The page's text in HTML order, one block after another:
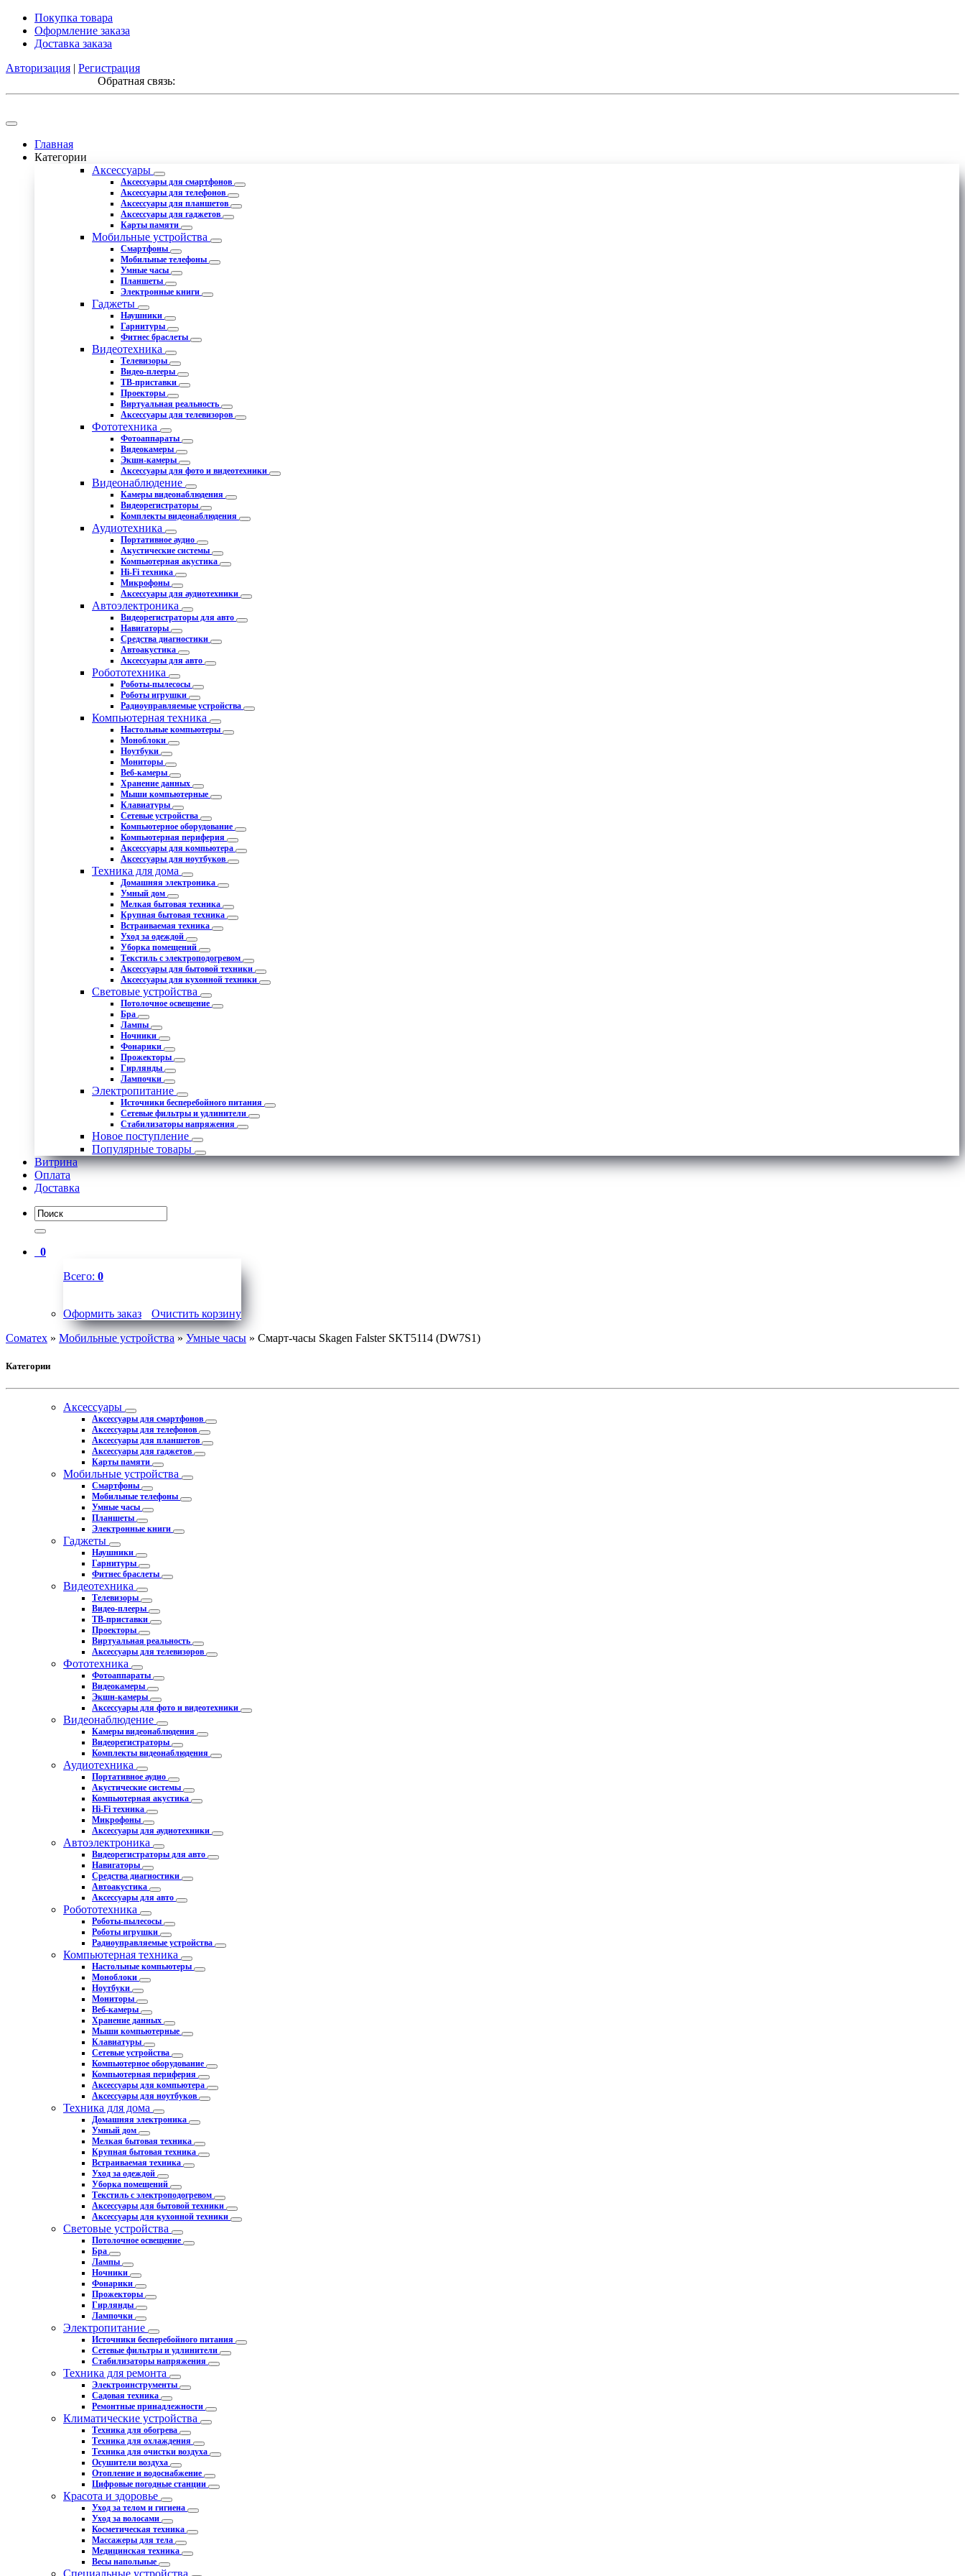
Покупка товара
Оформление заказа
Доставка заказа
Авторизация | Регистрация
Обратная связь:
Главная
Категории
Аксессуары
Аксессуары для смартфонов
Аксессуары для телефонов
Аксессуары для планшетов
Аксессуары для гаджетов
Карты памяти
Мобильные устройства
Смартфоны
Мобильные телефоны
Умные часы
Планшеты
Электронные книги
Гаджеты
Наушники
Гарнитуры
Фитнес браслеты
Видеотехника
Телевизоры
Видео-плееры
ТВ-приставки
Проекторы
Виртуальная реальность
Аксессуары для телевизоров
Фототехника
Фотоаппараты
Видеокамеры
Экшн-камеры
Аксессуары для фото и видеотехники
Видеонаблюдение
Камеры видеонаблюдения
Видеорегистраторы
Комплекты видеонаблюдения
Аудиотехника
Портативное аудио
Акустические системы
Компьютерная акустика
Hi-Fi техника
Микрофоны
Аксессуары для аудиотехники
Автоэлектроника
Видеорегистраторы для авто
Навигаторы
Средства диагностики
Автоакустика
Аксессуары для авто
Робототехника
Роботы-пылесосы
Роботы игрушки
Радиоуправляемые устройства
Компьютерная техника
Настольные компьютеры
Моноблоки
Ноутбуки
Мониторы
Веб-камеры
Хранение данных
Мыши компьютерные
Клавиатуры
Сетевые устройства
Компьютерное оборудование
Компьютерная периферия
Аксессуары для компьютера
Аксессуары для ноутбуков
Техника для дома
Домашняя электроника
Умный дом
Мелкая бытовая техника
Крупная бытовая техника
Встраиваемая техника
Уход за одеждой
Уборка помещений
Текстиль с электроподогревом
Аксессуары для бытовой техники
Аксессуары для кухонной техники
Световые устройства
Потолочное освещение
Бра
Лампы
Ночники
Фонарики
Прожекторы
Гирлянды
Лампочки
Электропитание
Источники бесперебойного питания
Сетевые фильтры и удлинители
Стабилизаторы напряжения
Новое поступление
Популярные товары
Витрина
Оплата
Доставка
0
Всего: 0
Оформить заказ
Очистить корзину
Соматех » Мобильные устройства»Умные часы » Смарт-часы Skagen Falster SKT5114 (DW7S1)
Категории
Аксессуары
Аксессуары для смартфонов
Аксессуары для телефонов
Аксессуары для планшетов
Аксессуары для гаджетов
Карты памяти
Мобильные устройства
Смартфоны
Мобильные телефоны
Умные часы
Планшеты
Электронные книги
Гаджеты
Наушники
Гарнитуры
Фитнес браслеты
Видеотехника
Телевизоры
Видео-плееры
ТВ-приставки
Проекторы
Виртуальная реальность
Аксессуары для телевизоров
Фототехника
Фотоаппараты
Видеокамеры
Экшн-камеры
Аксессуары для фото и видеотехники
Видеонаблюдение
Камеры видеонаблюдения
Видеорегистраторы
Комплекты видеонаблюдения
Аудиотехника
Портативное аудио
Акустические системы
Компьютерная акустика
Hi-Fi техника
Микрофоны
Аксессуары для аудиотехники
Автоэлектроника
Видеорегистраторы для авто
Навигаторы
Средства диагностики
Автоакустика
Аксессуары для авто
Робототехника
Роботы-пылесосы
Роботы игрушки
Радиоуправляемые устройства
Компьютерная техника
Настольные компьютеры
Моноблоки
Ноутбуки
Мониторы
Веб-камеры
Хранение данных
Мыши компьютерные
Клавиатуры
Сетевые устройства
Компьютерное оборудование
Компьютерная периферия
Аксессуары для компьютера
Аксессуары для ноутбуков
Техника для дома
Домашняя электроника
Умный дом
Мелкая бытовая техника
Крупная бытовая техника
Встраиваемая техника
Уход за одеждой
Уборка помещений
Текстиль с электроподогревом
Аксессуары для бытовой техники
Аксессуары для кухонной техники
Световые устройства
Потолочное освещение
Бра
Лампы
Ночники
Фонарики
Прожекторы
Гирлянды
Лампочки
Электропитание
Источники бесперебойного питания
Сетевые фильтры и удлинители
Стабилизаторы напряжения
Техника для ремонта
Электроинструменты
Садовая техника
Ремонтные принадлежности
Климатические устройства
Техника для обогрева
Техника для охлаждения
Техника для очистки воздуха
Осушители воздуха
Отопление и водоснабжение
Цифровые погодные станции
Красота и здоровье
Уход за телом и гигиена
Уход за волосами
Косметическая техника
Массажеры для тела
Медицинская техника
Весы напольные